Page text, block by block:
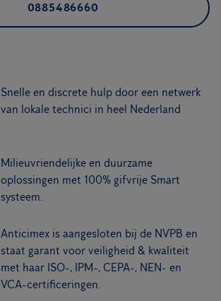
0885486660
Snelle en discrete hulp door een netwerk
van lokale technici in heel Nederland
Milieuvriendelijke en duurzame
oplossingen met 100% gifvrije Smart
systeem.
Anticimex is aangesloten bij de NVPB en
staat garant voor veiligheid & kwaliteit
met haar ISO-, IPM-, CEPA-, NEN- en
VCA-certificeringen.